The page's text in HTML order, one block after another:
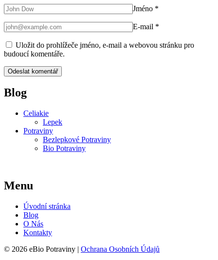
Jméno *
E-mail *
Uložit do prohlížeče jméno, e-mail a webovou stránku pro
budoucí komentáře.
Blog
Celiakie
Lepek
Potraviny
Bezlepkové Potraviny
Bio Potraviny
Menu
Úvodní stránka
Blog
O Nás
Kontakty
© 2026 eBio Potraviny | Ochrana Osobních Údajů